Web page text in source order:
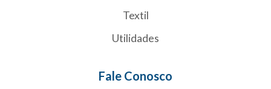
Textil
Utilidades
Fale Conosco